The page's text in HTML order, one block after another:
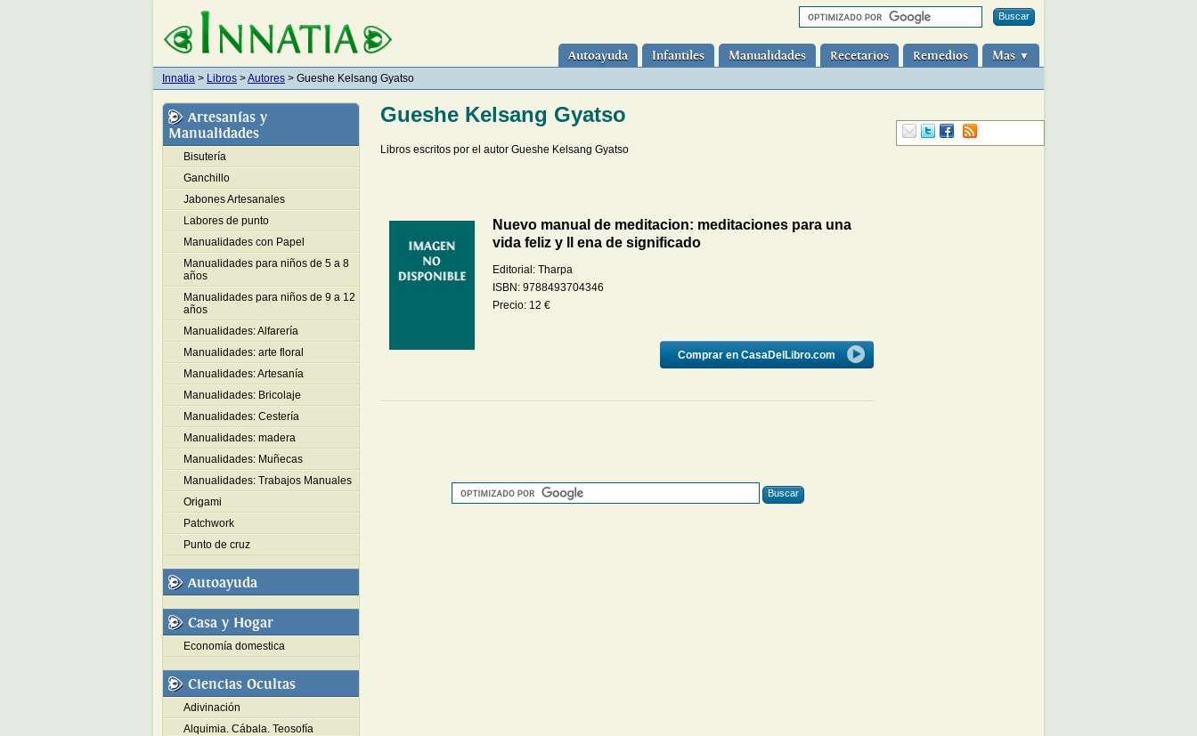
Autoayuda Infantiles Manualidades Recetarios Remedios Mas ▼
Innatia > Libros >Autores > Gueshe Kelsang Gyatso
Gueshe Kelsang Gyatso
Libros escritos por el autor Gueshe Kelsang Gyatso
Nuevo manual de meditacion: meditaciones para una
vida feliz y ll ena de significado
Editorial: Tharpa
ISBN: 9788493704346
Precio: 12 €
Comprar en CasaDelLibro.com
Artesanías y
Manualidades
Bisutería
Ganchillo
Jabones Artesanales
Labores de punto
Manualidades con Papel
Manualidades para niños de 5 a 8
años
Manualidades para niños de 9 a 12
años
Manualidades: Alfarería
Manualidades: arte floral
Manualidades: Artesanía
Manualidades: Bricolaje
Manualidades: Cestería
Manualidades: madera
Manualidades: Muñecas
Manualidades: Trabajos Manuales
Origami
Patchwork
Punto de cruz
Autoayuda
Casa y Hogar
Economía domestica
Ciencias Ocultas
Adivinación
Alquimia. Cábala. Teosofía